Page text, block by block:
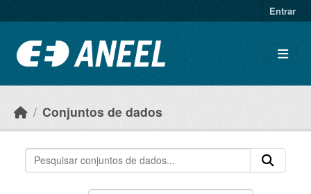
Entrar
Conjuntos de dados